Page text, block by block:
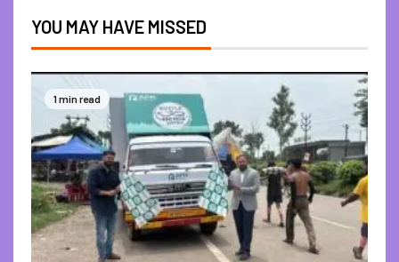
YOU MAY HAVE MISSED
1 min read